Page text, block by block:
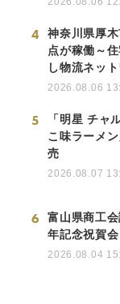
4
神奈川県厚
点が稼働～
し物流ネッ
2026.08.06
5
「明星 チャ
こ味ラーメ
売
2026.08.07
6
富山県商工
年記念祝賀
2026.08.04